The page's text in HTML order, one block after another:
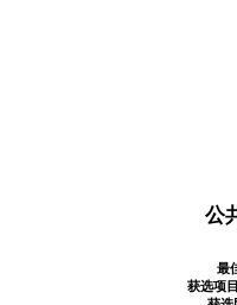
公
最
获选项